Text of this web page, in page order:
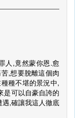
人,竟然蒙你恩.愈
,想要脫離這個肉
種不堪的景況中,
是可以自豪自誇的
,確讓我這人徹底